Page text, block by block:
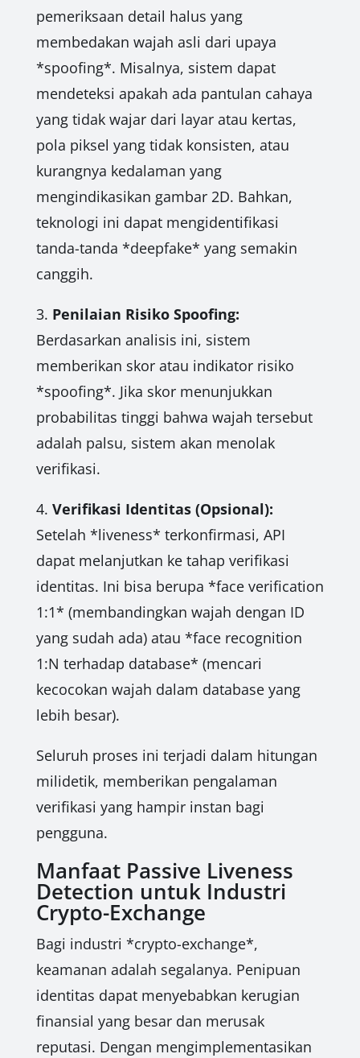
pemeriksaan detail halus yang
membedakan wajah asli dari upaya
*spoofing*. Misalnya, sistem dapat
mendeteksi apakah ada pantulan cahaya
yang tidak wajar dari layar atau kertas,
pola piksel yang tidak konsisten, atau
kurangnya kedalaman yang
mengindikasikan gambar 2D. Bahkan,
teknologi ini dapat mengidentifikasi
tanda-tanda *deepfake* yang semakin
canggih.
3. Penilaian Risiko Spoofing:
Berdasarkan analisis ini, sistem
memberikan skor atau indikator risiko
*spoofing*. Jika skor menunjukkan
probabilitas tinggi bahwa wajah tersebut
adalah palsu, sistem akan menolak
verifikasi.
4. Verifikasi Identitas (Opsional):
Setelah *liveness* terkonfirmasi, API
dapat melanjutkan ke tahap verifikasi
identitas. Ini bisa berupa *face verification
1:1* (membandingkan wajah dengan ID
yang sudah ada) atau *face recognition
1:N terhadap database* (mencari
kecocokan wajah dalam database yang
lebih besar).
Seluruh proses ini terjadi dalam hitungan
milidetik, memberikan pengalaman
verifikasi yang hampir instan bagi
pengguna.
Manfaat Passive Liveness
Detection untuk Industri
Crypto-Exchange
Bagi industri *crypto-exchange*,
keamanan adalah segalanya. Penipuan
identitas dapat menyebabkan kerugian
finansial yang besar dan merusak
reputasi. Dengan mengimplementasikan